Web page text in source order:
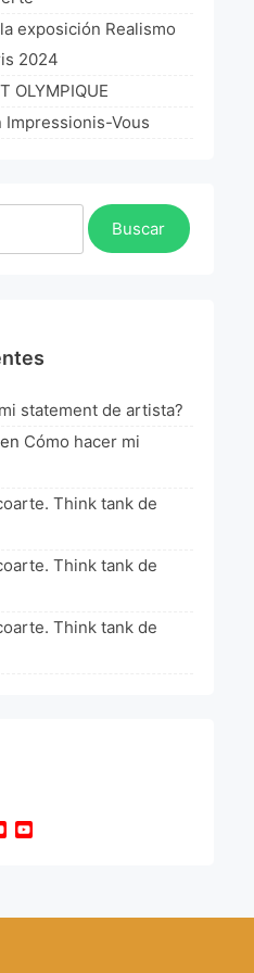
Del Arte
Ecoarte
Paris
exposición Realismo
2024
OLYMPIQUE
Impressionis-Vous
statement de artista?
en Cómo hacer mi
Think tank de
Think tank de
Think tank de
YouTube